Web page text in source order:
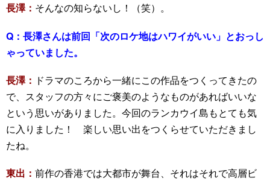
長澤： そんなの知らないし！（笑）。
Q： 長澤さんは前回「次のロケ地はハワイがいい」とおっし
ゃっていました。
長澤： ドラマのころから一緒にこの作品をつくってきたの
で、スタッフの方々にご褒美のようなものがあればいいな
という思いがありました。今回のランカウイ島もとても気
に入りました！ 楽しい思い出をつくらせていただきまし
たね。
東出： 前作の香港では大都市が舞台、それはそれで高層ビ